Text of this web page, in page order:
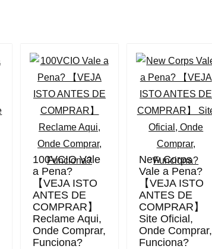
100VCIO Vale
a Pena?
【VEJA ISTO
ANTES DE
COMPRAR】
Reclame Aqui,
Onde Comprar,
Funciona?
New Corps
Vale a Pena?
【VEJA ISTO
ANTES DE
COMPRAR】
Site Oficial,
Onde Comprar,
Funciona?